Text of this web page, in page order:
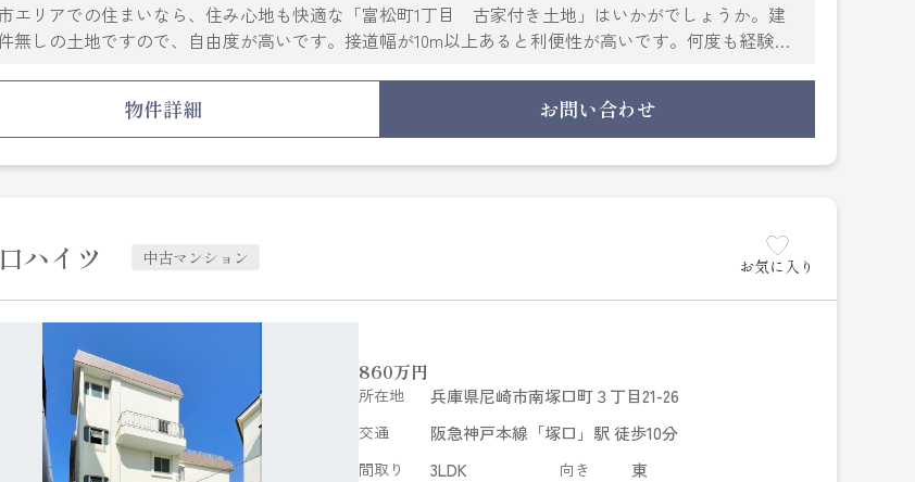
エリアでの住まいなら、住み心地も快適な「富松町1丁目 古家付き土地」はいかがでしょうか。建
無しの土地ですので、自由度が高いです。接道幅が10m以上あると利便性が高いです。何度も経験す
物件詳細 お問い合わせ
ハイツ 中古マンション お気に入り
860万円
所在地 兵庫県尼崎市南塚口町３丁目21-26
交通 阪急神戸本線「塚口」駅 徒歩10分
間取り 3LDK 向き 東